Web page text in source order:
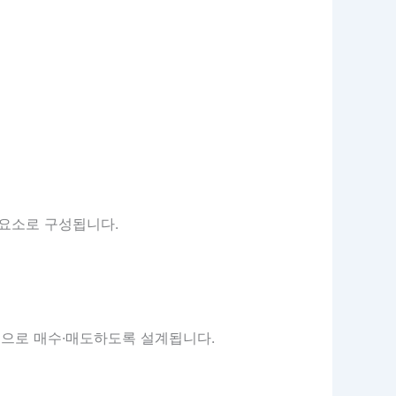
소로 구성됩니다.
로 매수·매도하도록 설계됩니다.